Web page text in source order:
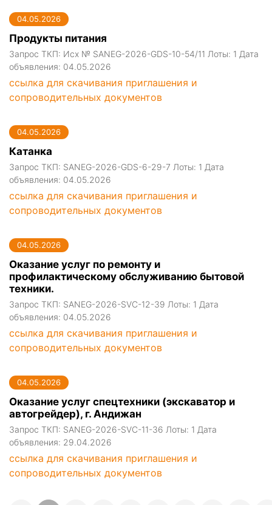
04.05.2026
Продукты питания
Запрос ТКП: Исх № SANEG-2026-GDS-10-54/11 Лоты: 1 Дата
объявления: 04.05.2026
ссылка для скачивания приглашения и
сопроводительных документов
04.05.2026
Катанка
Запрос ТКП: SANEG-2026-GDS-6-29-7 Лоты: 1 Дата
объявления: 04.05.2026
ссылка для скачивания приглашения и
сопроводительных документов
04.05.2026
Оказание услуг по ремонту и
профилактическому обслуживанию бытовой
техники.
Запрос ТКП: SANEG-2026-SVC-12-39 Лоты: 1 Дата
объявления: 04.05.2026
ссылка для скачивания приглашения и
сопроводительных документов
04.05.2026
Оказание услуг спецтехники (экскаватор и
автогрейдер), г. Андижан
Запрос ТКП: SANEG-2026-SVC-11-36 Лоты: 1 Дата
объявления: 29.04.2026
ссылка для скачивания приглашения и
сопроводительных документов